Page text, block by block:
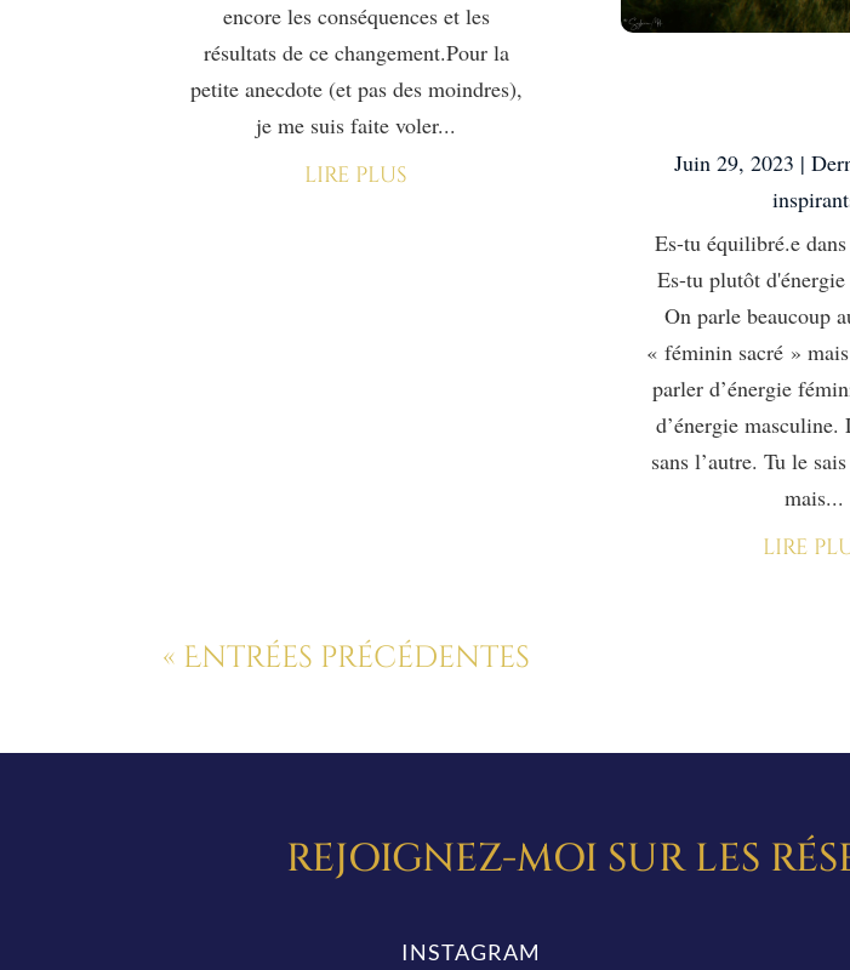
encore les conséquences et les
résultats de ce changement.Pour la
petite anecdote (et pas des moindres),
je me suis faite voler...
lire plus Juin 29, 2023 |
Es-tu équilibré.e
Es-tu plutôt
On parle beaucoup
« féminin sacré »
parler d’énergie
d’énergie masculine.
sans l’autre. Tu le
mais...
lire
« Entrées précédentes
REJOIGNEZ-MOI SUR LES
INSTAGRAM